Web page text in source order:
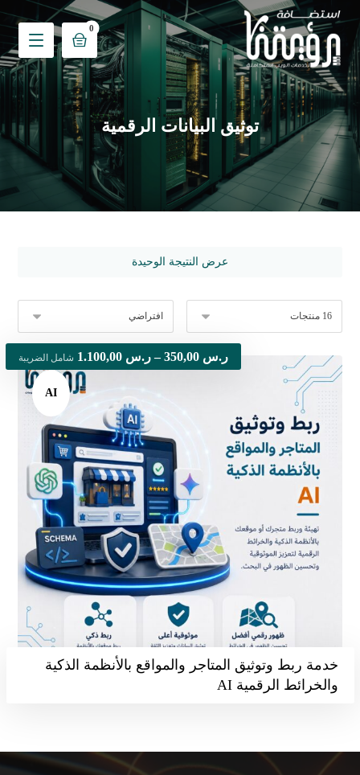
توثيق البيانات الرقمية
عرض النتيجة الوحيدة
خدمة ربط وتوثيق المتاجر والمواقع بالأنظمة الذكية
والخرائط الرقمية AI
ر.س –ر.س شامل الضريبة
AI